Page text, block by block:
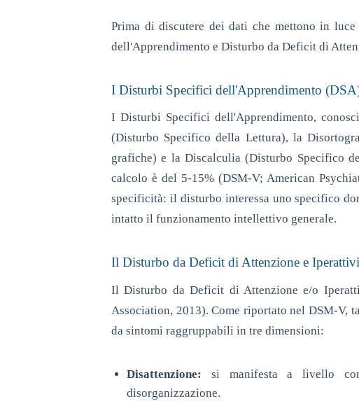
Prima di discutere dei dati che mettono in
dell'Apprendimento e Disturbo da Deficit di
I Disturbi Specifici dell'Apprendimento
I Disturbi Specifici dell'Apprendimento,
(Disturbo Specifico della Lettura), la
grafiche) e la Discalculia (Disturbo Specifico
calcolo è del 5-15% (DSM-V; American
specificità: il disturbo interessa uno specifico
intatto il funzionamento intellettivo generale.
Il Disturbo da Deficit di Attenzione e
Il Disturbo da Deficit di Attenzione e/o
Association, 2013). Come riportato nel DSM-V,
da sintomi raggruppabili in tre dimensioni:
Disattenzione:
si manifesta a livello
disorganizzazione.